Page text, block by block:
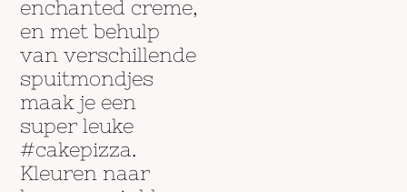
enchanted creme,
en met behulp
van verschillende
spuitmondjes
maak je een
super leuke
#cakepizza.
Kleuren naar